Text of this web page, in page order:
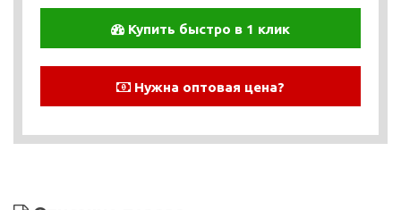
Купить быстро в 1 клик
Нужна оптовая цена?